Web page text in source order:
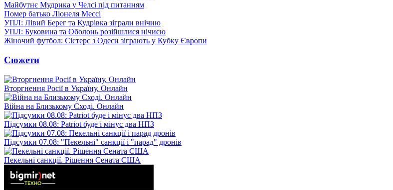
Майбутнє Мудрика у Челсі під питанням
Помер батько Ліонеля Мессі
УПЛ: Лівий Берег та Кудрівка зіграли внічию
УПЛ: Буковина та Оболонь розійшлися нічиєю
Жіночий футбол: Сістерс з Одеси зіграють у Кубку Європи
Сюжети
Вторгнення Росії в Україну. Онлайн
Війна на Близькому Сході. Онлайн
Підсумки 08.08: Patriot буде і мінус два НПЗ
Підсумки 07.08: "Пекельні" санкції і "парад" дронів
Пекельні санкції. Рішення Сената США